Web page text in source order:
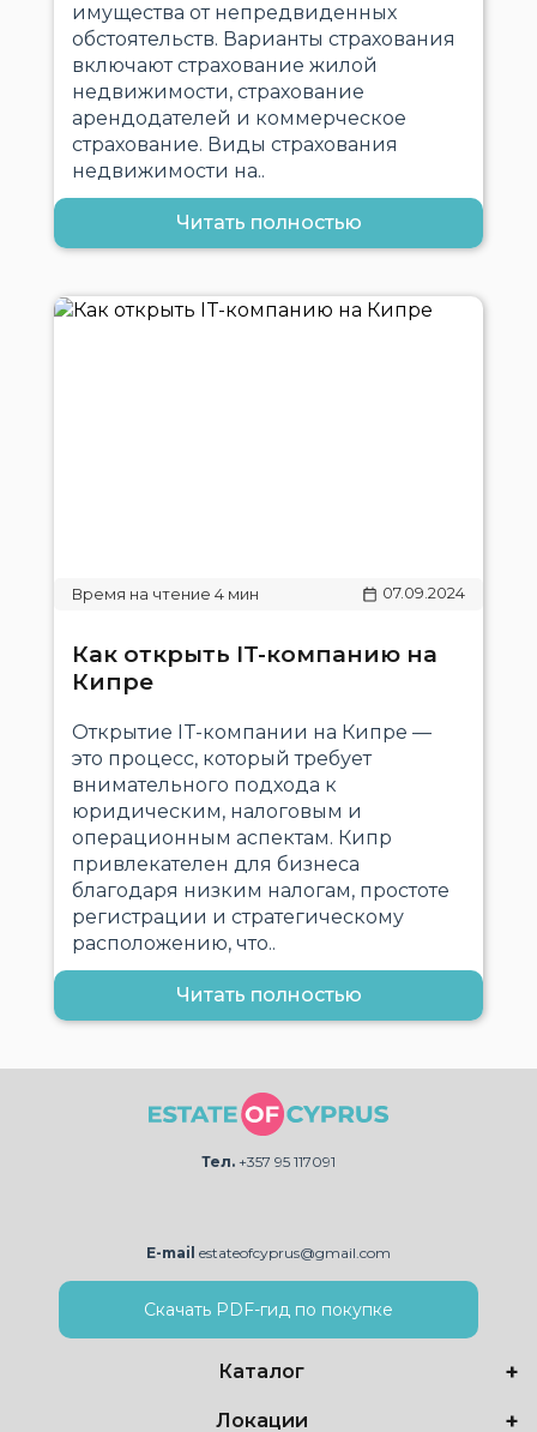
имущества от непредвиденных
обстоятельств. Варианты страхования
включают страхование жилой
недвижимости, страхование
арендодателей и коммерческое
страхование. Виды страхования
недвижимости на..
Читать полностью
07.09.2024
Как открыть IT-компанию на
Кипре
Открытие IT-компании на Кипре —
это процесс, который требует
внимательного подхода к
юридическим, налоговым и
операционным аспектам. Кипр
привлекателен для бизнеса
благодаря низким налогам, простоте
регистрации и стратегическому
расположению, что..
Читать полностью
Тел. +357 95 117091
E-mail estateofcyprus@gmail.com
Скачать PDF-гид по покупке
Каталог
Локации